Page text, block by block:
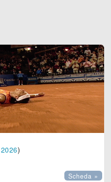
2026)
Scheda »